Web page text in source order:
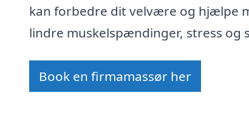
kan forbedre dit velvære og hjælpe
lindre muskelspændinger, stress og
Book en firmamassør her